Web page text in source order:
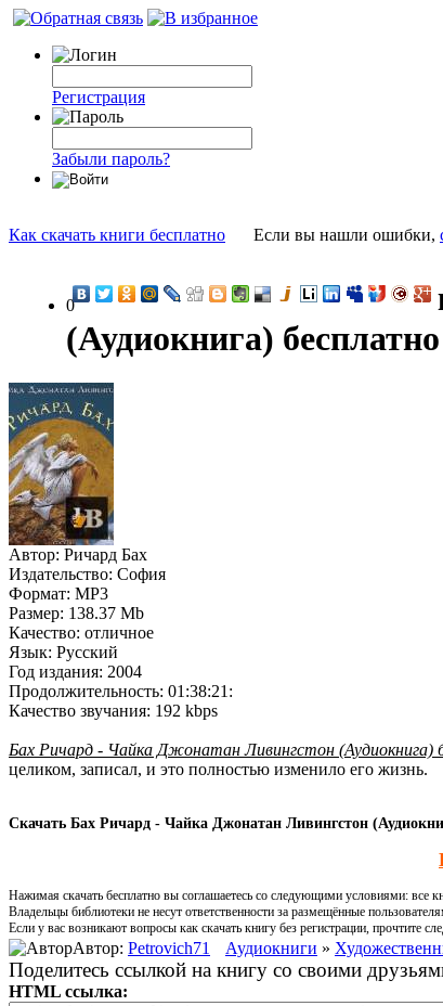
Регистрация
Забыли пароль?
Как скачать книги бесплатно Если вы нашли ошибки,
0
(Аудиокнига)
Автор: Ричард Бах
Издательство: София
Формат: MP3
Размер: 138.37 Mb
Качество: отличное
Язык: Русский
Год издания: 2004
Продолжительность: 01:38:21:
Качество звучания: 192 kbps
Бах Ричард - Чайка Джонатан Ливингстон (Аудиокнига)
целиком, записал, и это полностью изменило его жизнь.
Скачать Бах Ричард - Чайка Джонатан Ливингстон
Нажимая скачать бесплатно вы соглашаетесь со следующими условиями: все
Владельцы библиотеки не несут ответственности за размещённые
Если у вас возникают вопросы как скачать книгу без регистрации, прочтите
Автор: Petrovich71 Аудиокниги »
Поделитесь ссылкой на книгу со своими
HTML ссылка: